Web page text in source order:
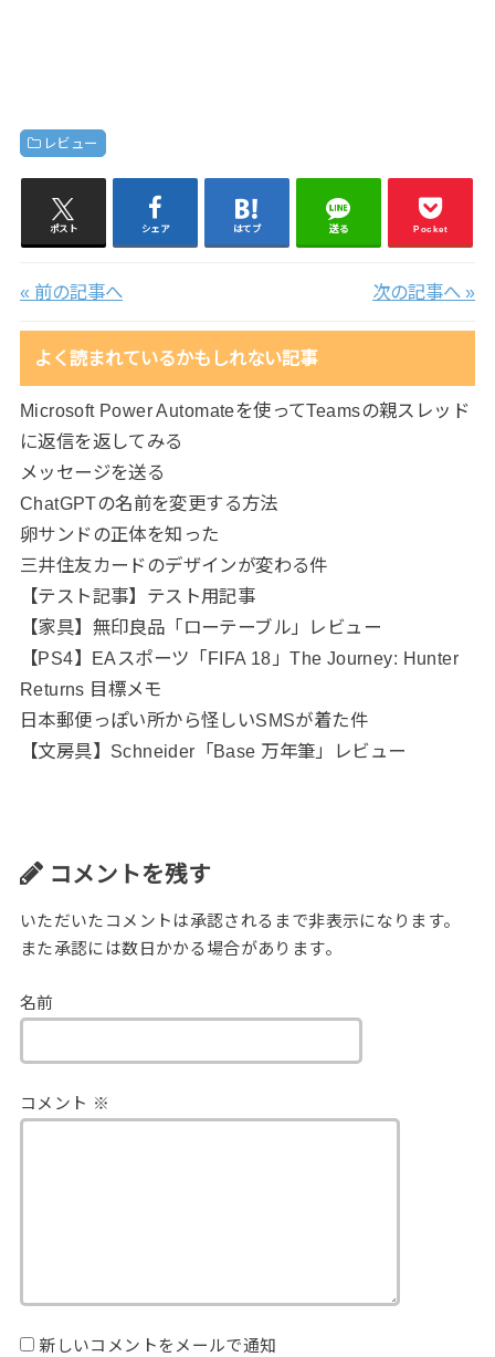
レビュー
ポスト シェア はてブ 送る Pocket
« 前の記事へ 次の記事へ »
よく読まれているかもしれない記事
Microsoft Power Automateを使ってTeamsの親スレッド
に返信を返してみる
メッセージを送る
ChatGPTの名前を変更する方法
卵サンドの正体を知った
三井住友カードのデザインが変わる件
【テスト記事】テスト用記事
【家具】無印良品「ローテーブル」レビュー
【PS4】EAスポーツ「FIFA 18」The Journey: Hunter
Returns 目標メモ
日本郵便っぽい所から怪しいSMSが着た件
【文房具】Schneider「Base 万年筆」レビュー
コメントを残す
いただいたコメントは承認されるまで非表示になります。
また承認には数日かかる場合があります。
名前
コメント ※
新しいコメントをメールで通知